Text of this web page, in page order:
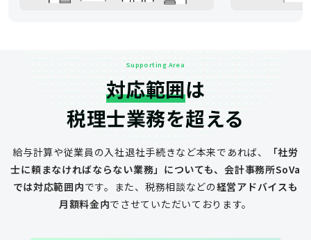
Supporting Area
対応範囲は
税理士業務を超える
給与計算や従業員の入社退社手続きなど本来であれば、
「社労
士に頼まなければならない業務」についても、会計事務所SoVa
では対応範囲内です。 また、税務相談などの経営アドバイスも
月額料金内でさせていただいております。